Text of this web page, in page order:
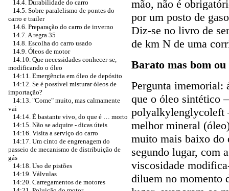
14.4. Durabilidade do carro
14.5. Sobre paralelismo de pontes do
carro e trailer
14.6. Preparação do carro de inverno
14.7. A regra 35
14.8. Escolha do carro usado
14.9. Óleos de motor
14:10. Que necessidades conhecer-se,
modificando o óleo
14:11. Emergência em óleo de depósito
14:12. Se é possível misturar óleos de
importação?
14:13. "Come" muito, mas calmamente
vai
14:14. É bastante vivo, do que é … morto
14:15. Não se adquire - dicas úteis
14:16. Visita a serviço do carro
14:17. Um cinto de engrenagem do
passeio de mecanismo de distribuição de
gás
14:18. Uso de pistões
14:19. Válvulas
14:20. Carregamentos de motores
mão, não é
por um posto de
Diz-se no livro de
de km N de uma
Barato mas bom
Pergunta imemorial:
que o óleo sintético
polyalkylenglycoleft
melhor mineral
muito mais baixo do
segundo lugar, com
viscosidade
diluem no momento